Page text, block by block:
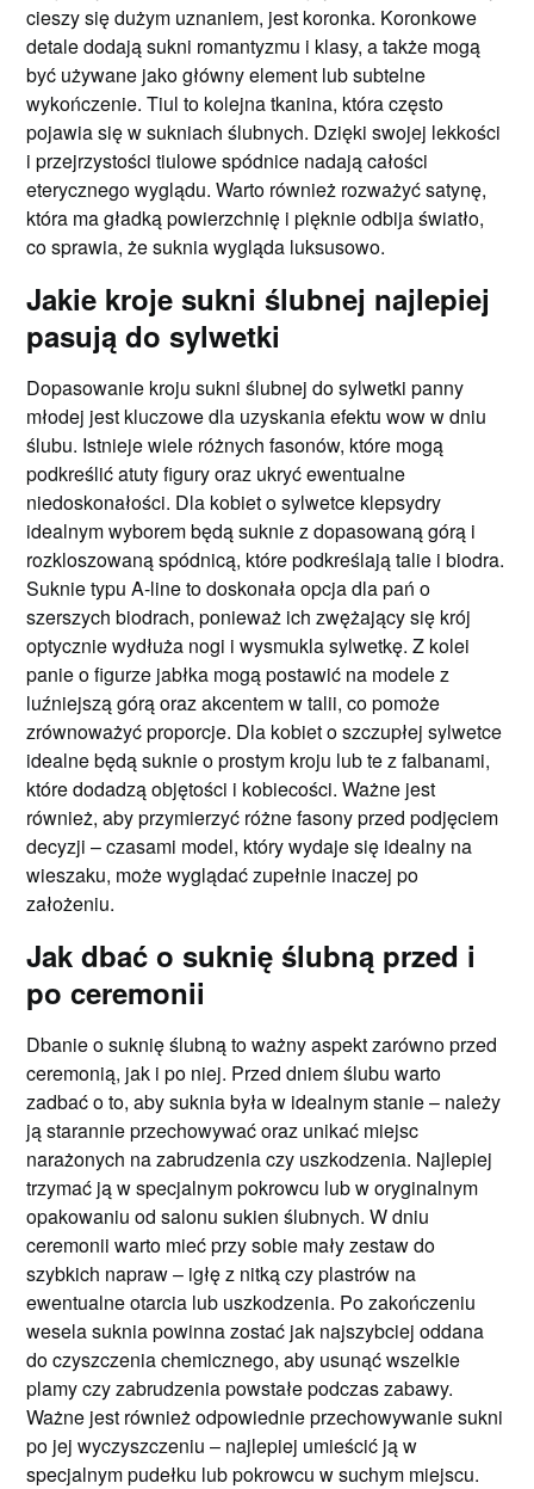
cieszy się dużym uznaniem, jest koronka. Koronkowe
detale dodają sukni romantyzmu i klasy, a także mogą
być używane jako główny element lub subtelne
wykończenie. Tiul to kolejna tkanina, która często
pojawia się w sukniach ślubnych. Dzięki swojej lekkości
i przejrzystości tiulowe spódnice nadają całości
eterycznego wyglądu. Warto również rozważyć satynę,
która ma gładką powierzchnię i pięknie odbija światło,
co sprawia, że suknia wygląda luksusowo.
Jakie kroje sukni ślubnej najlepiej
pasują do sylwetki
Dopasowanie kroju sukni ślubnej do sylwetki panny
młodej jest kluczowe dla uzyskania efektu wow w dniu
ślubu. Istnieje wiele różnych fasonów, które mogą
podkreślić atuty figury oraz ukryć ewentualne
niedoskonałości. Dla kobiet o sylwetce klepsydry
idealnym wyborem będą suknie z dopasowaną górą i
rozkloszowaną spódnicą, które podkreślają talie i biodra.
Suknie typu A-line to doskonała opcja dla pań o
szerszych biodrach, ponieważ ich zwężający się krój
optycznie wydłuża nogi i wysmukla sylwetkę. Z kolei
panie o figurze jabłka mogą postawić na modele z
luźniejszą górą oraz akcentem w talii, co pomoże
zrównoważyć proporcje. Dla kobiet o szczupłej sylwetce
idealne będą suknie o prostym kroju lub te z falbanami,
które dodadzą objętości i kobiecości. Ważne jest
również, aby przymierzyć różne fasony przed podjęciem
decyzji – czasami model, który wydaje się idealny na
wieszaku, może wyglądać zupełnie inaczej po
założeniu.
Jak dbać o suknię ślubną przed i
po ceremonii
Dbanie o suknię ślubną to ważny aspekt zarówno przed
ceremonią, jak i po niej. Przed dniem ślubu warto
zadbać o to, aby suknia była w idealnym stanie – należy
ją starannie przechowywać oraz unikać miejsc
narażonych na zabrudzenia czy uszkodzenia. Najlepiej
trzymać ją w specjalnym pokrowcu lub w oryginalnym
opakowaniu od salonu sukien ślubnych. W dniu
ceremonii warto mieć przy sobie mały zestaw do
szybkich napraw – igłę z nitką czy plastrów na
ewentualne otarcia lub uszkodzenia. Po zakończeniu
wesela suknia powinna zostać jak najszybciej oddana
do czyszczenia chemicznego, aby usunąć wszelkie
plamy czy zabrudzenia powstałe podczas zabawy.
Ważne jest również odpowiednie przechowywanie sukni
po jej wyczyszczeniu – najlepiej umieścić ją w
specjalnym pudełku lub pokrowcu w suchym miejscu.